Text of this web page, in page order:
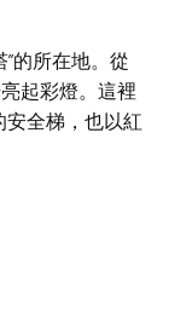
”的所在地。從
起彩燈。這裡
安全梯，也以紅